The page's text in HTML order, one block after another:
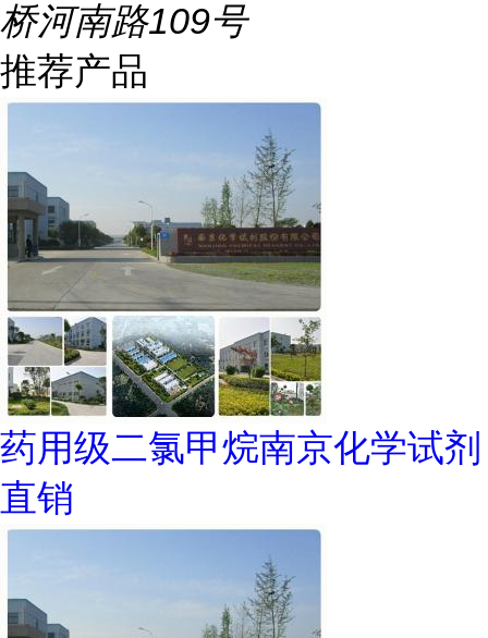
桥河南路109号
推荐产品
药用级二氯甲烷南京化学试剂
直销